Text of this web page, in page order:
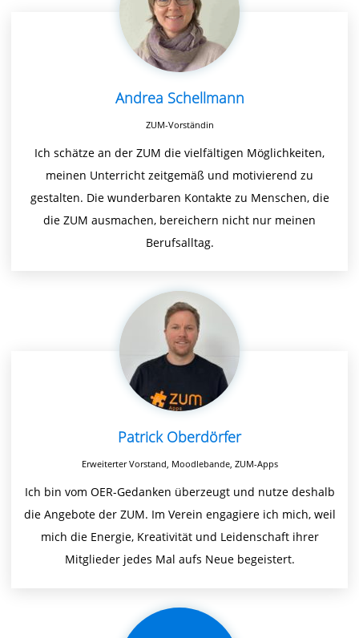
Andrea Schellmann
ZUM-Vorständin
Ich schätze an der ZUM die vielfältigen Möglichkeiten,
meinen Unterricht zeitgemäß und motivierend zu
gestalten. Die wunderbaren Kontakte zu Menschen, die
die ZUM ausmachen, bereichern nicht nur meinen
Berufsalltag.
Patrick Oberdörfer
Erweiterter Vorstand, Moodlebande, ZUM-Apps
Ich bin vom OER-Gedanken überzeugt und nutze deshalb
die Angebote der ZUM. Im Verein engagiere ich mich, weil
mich die Energie, Kreativität und Leidenschaft ihrer
Mitglieder jedes Mal aufs Neue begeistert.